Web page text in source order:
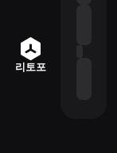
리토포